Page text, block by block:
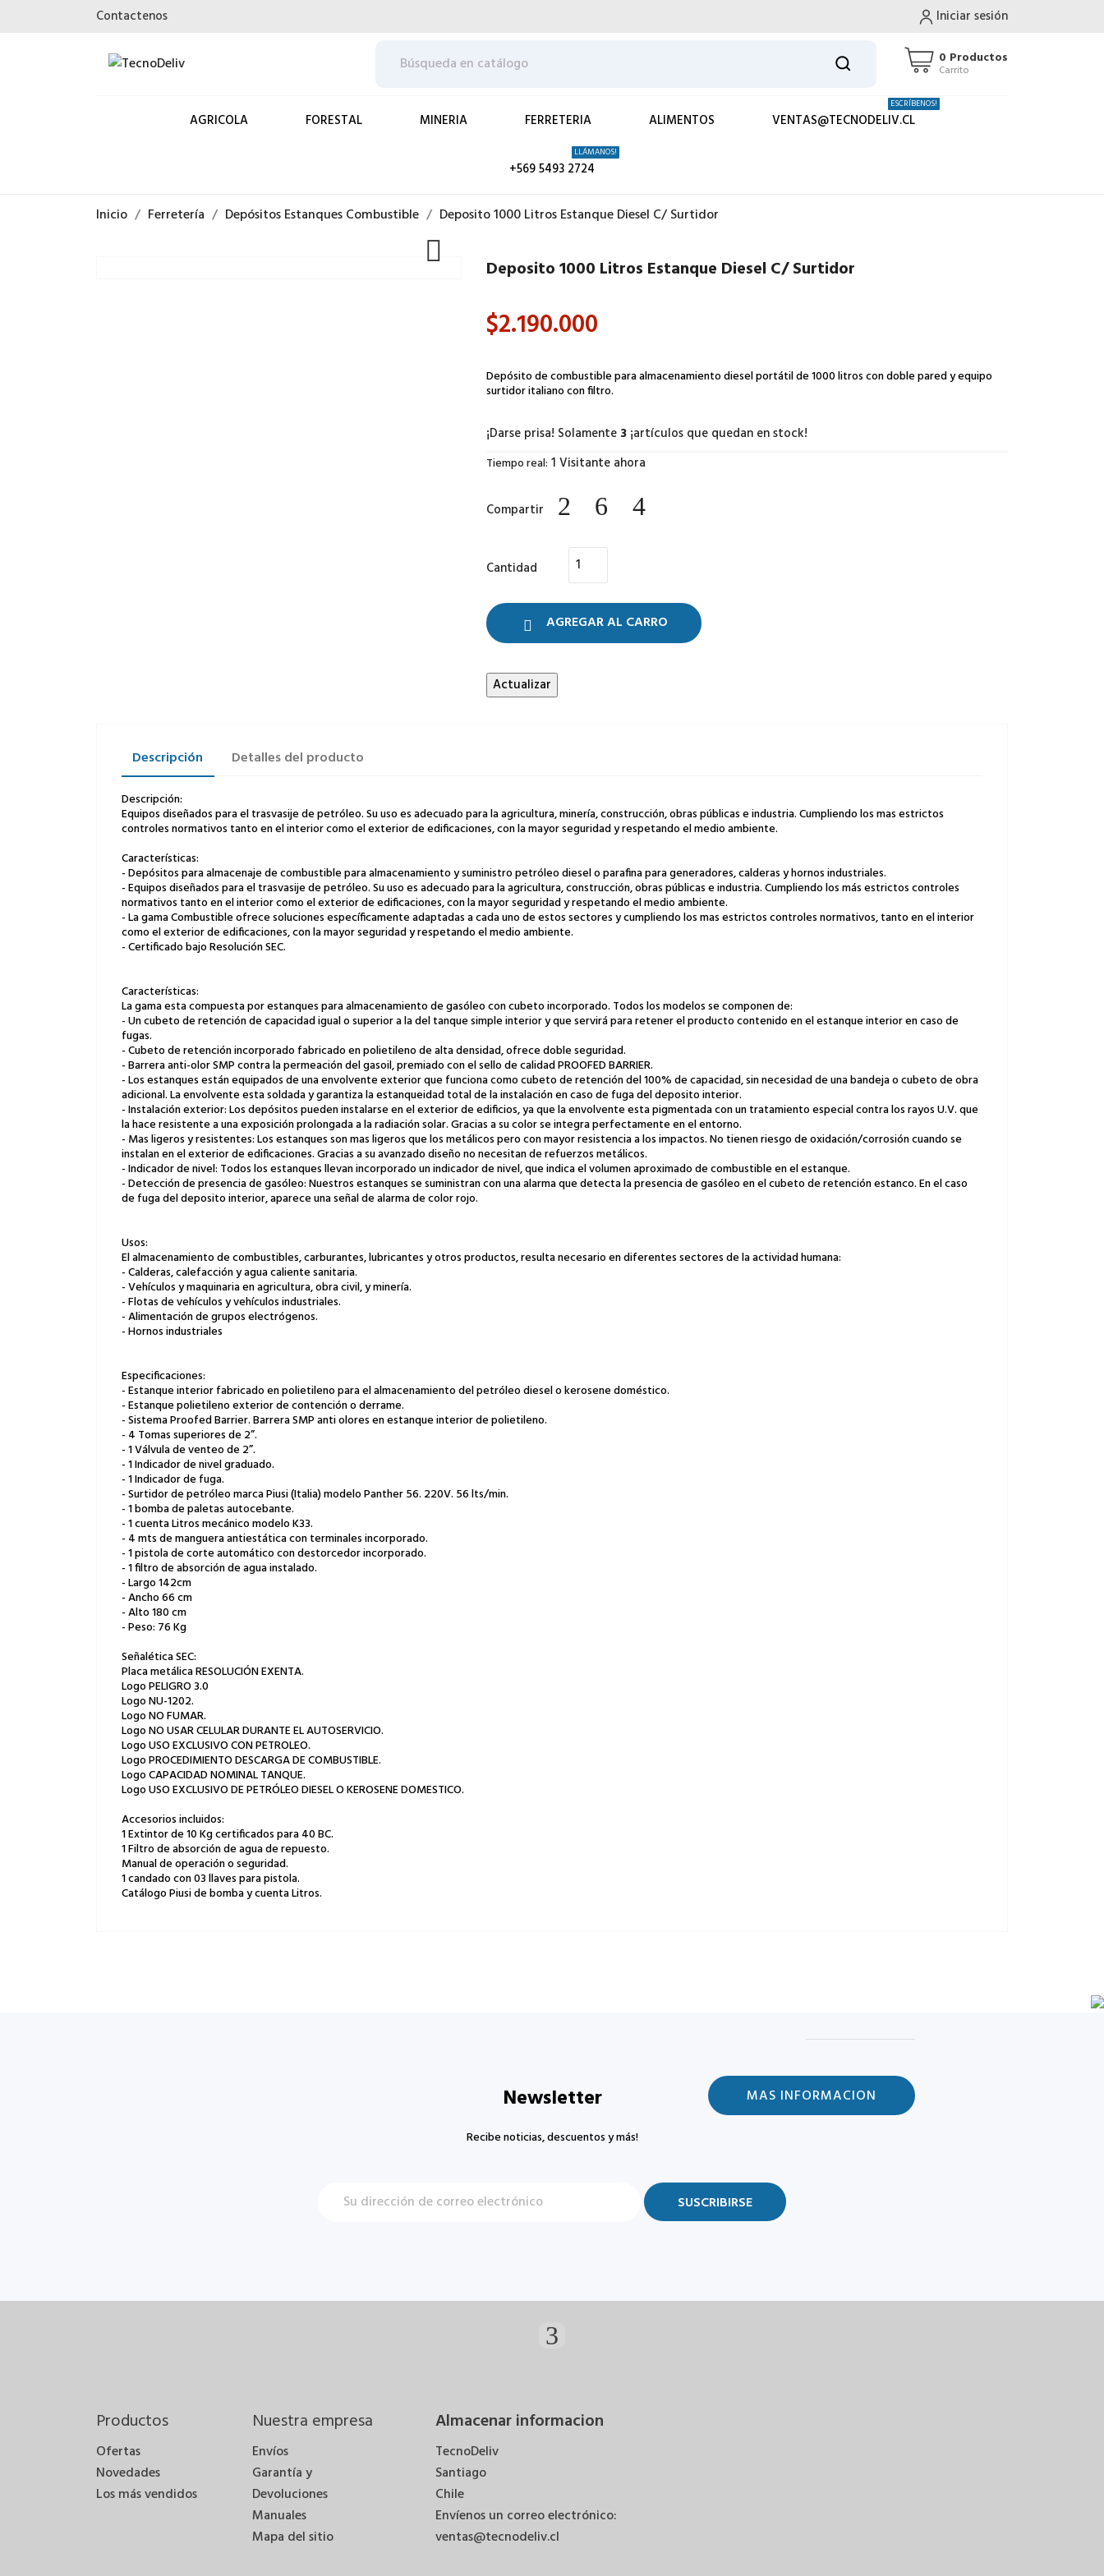
Contactenos Iniciar sesión
0 Productos
Carrito
AGRICOLA FORESTAL MINERIA FERRETERIA ALIMENTOS VENTAS@TECNODELIV.CL
ESCRÍBENOS!
+569 5493 2724
LLÁMANOS!
Inicio Ferretería Depósitos Estanques Combustible Deposito 1000 Litros Estanque Diesel C/ Surtidor

Deposito 1000 Litros Estanque Diesel C/ Surtidor
$2.190.000
Depósito de combustible para almacenamiento diesel portátil de 1000 litros con doble pared y equipo
surtidor italiano con filtro.
¡Darse prisa! Solamente 3 ¡artículos que quedan en stock!
Tiempo real: 1 Visitante ahora
Compartir
Cantidad
 AGREGAR AL CARRO
Descripción Detalles del producto
Descripción:
Equipos diseñados para el trasvasije de petróleo. Su uso es adecuado para la agricultura, minería, construcción, obras públicas e industria. Cumpliendo los mas estrictos
controles normativos tanto en el interior como el exterior de edificaciones, con la mayor seguridad y respetando el medio ambiente.
Características:
- Depósitos para almacenaje de combustible para almacenamiento y suministro petróleo diesel o parafina para generadores, calderas y hornos industriales.
- Equipos diseñados para el trasvasije de petróleo. Su uso es adecuado para la agricultura, construcción, obras públicas e industria. Cumpliendo los más estrictos controles
normativos tanto en el interior como el exterior de edificaciones, con la mayor seguridad y respetando el medio ambiente.
- La gama Combustible ofrece soluciones específicamente adaptadas a cada uno de estos sectores y cumpliendo los mas estrictos controles normativos, tanto en el interior
como el exterior de edificaciones, con la mayor seguridad y respetando el medio ambiente.
- Certificado bajo Resolución SEC.
Características:
La gama esta compuesta por estanques para almacenamiento de gasóleo con cubeto incorporado. Todos los modelos se componen de:
- Un cubeto de retención de capacidad igual o superior a la del tanque simple interior y que servirá para retener el producto contenido en el estanque interior en caso de
fugas.
- Cubeto de retención incorporado fabricado en polietileno de alta densidad, ofrece doble seguridad.
- Barrera anti-olor SMP contra la permeación del gasoil, premiado con el sello de calidad PROOFED BARRIER.
- Los estanques están equipados de una envolvente exterior que funciona como cubeto de retención del 100% de capacidad, sin necesidad de una bandeja o cubeto de obra
adicional. La envolvente esta soldada y garantiza la estanqueidad total de la instalación en caso de fuga del deposito interior.
- Instalación exterior: Los depósitos pueden instalarse en el exterior de edificios, ya que la envolvente esta pigmentada con un tratamiento especial contra los rayos U.V. que
la hace resistente a una exposición prolongada a la radiación solar. Gracias a su color se integra perfectamente en el entorno.
- Mas ligeros y resistentes: Los estanques son mas ligeros que los metálicos pero con mayor resistencia a los impactos. No tienen riesgo de oxidación/corrosión cuando se
instalan en el exterior de edificaciones. Gracias a su avanzado diseño no necesitan de refuerzos metálicos.
- Indicador de nivel: Todos los estanques llevan incorporado un indicador de nivel, que indica el volumen aproximado de combustible en el estanque.
- Detección de presencia de gasóleo: Nuestros estanques se suministran con una alarma que detecta la presencia de gasóleo en el cubeto de retención estanco. En el caso
de fuga del deposito interior, aparece una señal de alarma de color rojo.
Usos:
El almacenamiento de combustibles, carburantes, lubricantes y otros productos, resulta necesario en diferentes sectores de la actividad humana:
- Calderas, calefacción y agua caliente sanitaria.
- Vehículos y maquinaria en agricultura, obra civil, y minería.
- Flotas de vehículos y vehículos industriales.
- Alimentación de grupos electrógenos.
- Hornos industriales
Especificaciones:
- Estanque interior fabricado en polietileno para el almacenamiento del petróleo diesel o kerosene doméstico.
- Estanque polietileno exterior de contención o derrame.
- Sistema Proofed Barrier. Barrera SMP anti olores en estanque interior de polietileno.
- 4 Tomas superiores de 2”.
- 1 Válvula de venteo de 2”.
- 1 Indicador de nivel graduado.
- 1 Indicador de fuga.
- Surtidor de petróleo marca Piusi (Italia) modelo Panther 56. 220V. 56 lts/min.
- 1 bomba de paletas autocebante.
- 1 cuenta Litros mecánico modelo K33.
- 4 mts de manguera antiestática con terminales incorporado.
- 1 pistola de corte automático con destorcedor incorporado.
- 1 filtro de absorción de agua instalado.
- Largo 142cm
- Ancho 66 cm
- Alto 180 cm
- Peso: 76 Kg
Señalética SEC:
Placa metálica RESOLUCIÓN EXENTA.
Logo PELIGRO 3.0
Logo NU-1202.
Logo NO FUMAR.
Logo NO USAR CELULAR DURANTE EL AUTOSERVICIO.
Logo USO EXCLUSIVO CON PETROLEO.
Logo PROCEDIMIENTO DESCARGA DE COMBUSTIBLE.
Logo CAPACIDAD NOMINAL TANQUE.
Logo USO EXCLUSIVO DE PETRÓLEO DIESEL O KEROSENE DOMESTICO.
Accesorios incluidos:
1 Extintor de 10 Kg certificados para 40 BC.
1 Filtro de absorción de agua de repuesto.
Manual de operación o seguridad.
1 candado con 03 llaves para pistola.
Catálogo Piusi de bomba y cuenta Litros.
MAS INFORMACION
Newsletter
Recibe noticias, descuentos y más!
Productos
Ofertas
Novedades
Los más vendidos
Nuestra empresa
Envíos
Garantía y
Devoluciones
Manuales
Mapa del sitio
Almacenar informacion
TecnoDeliv
Santiago
Chile
Envíenos un correo electrónico:
ventas@tecnodeliv.cl